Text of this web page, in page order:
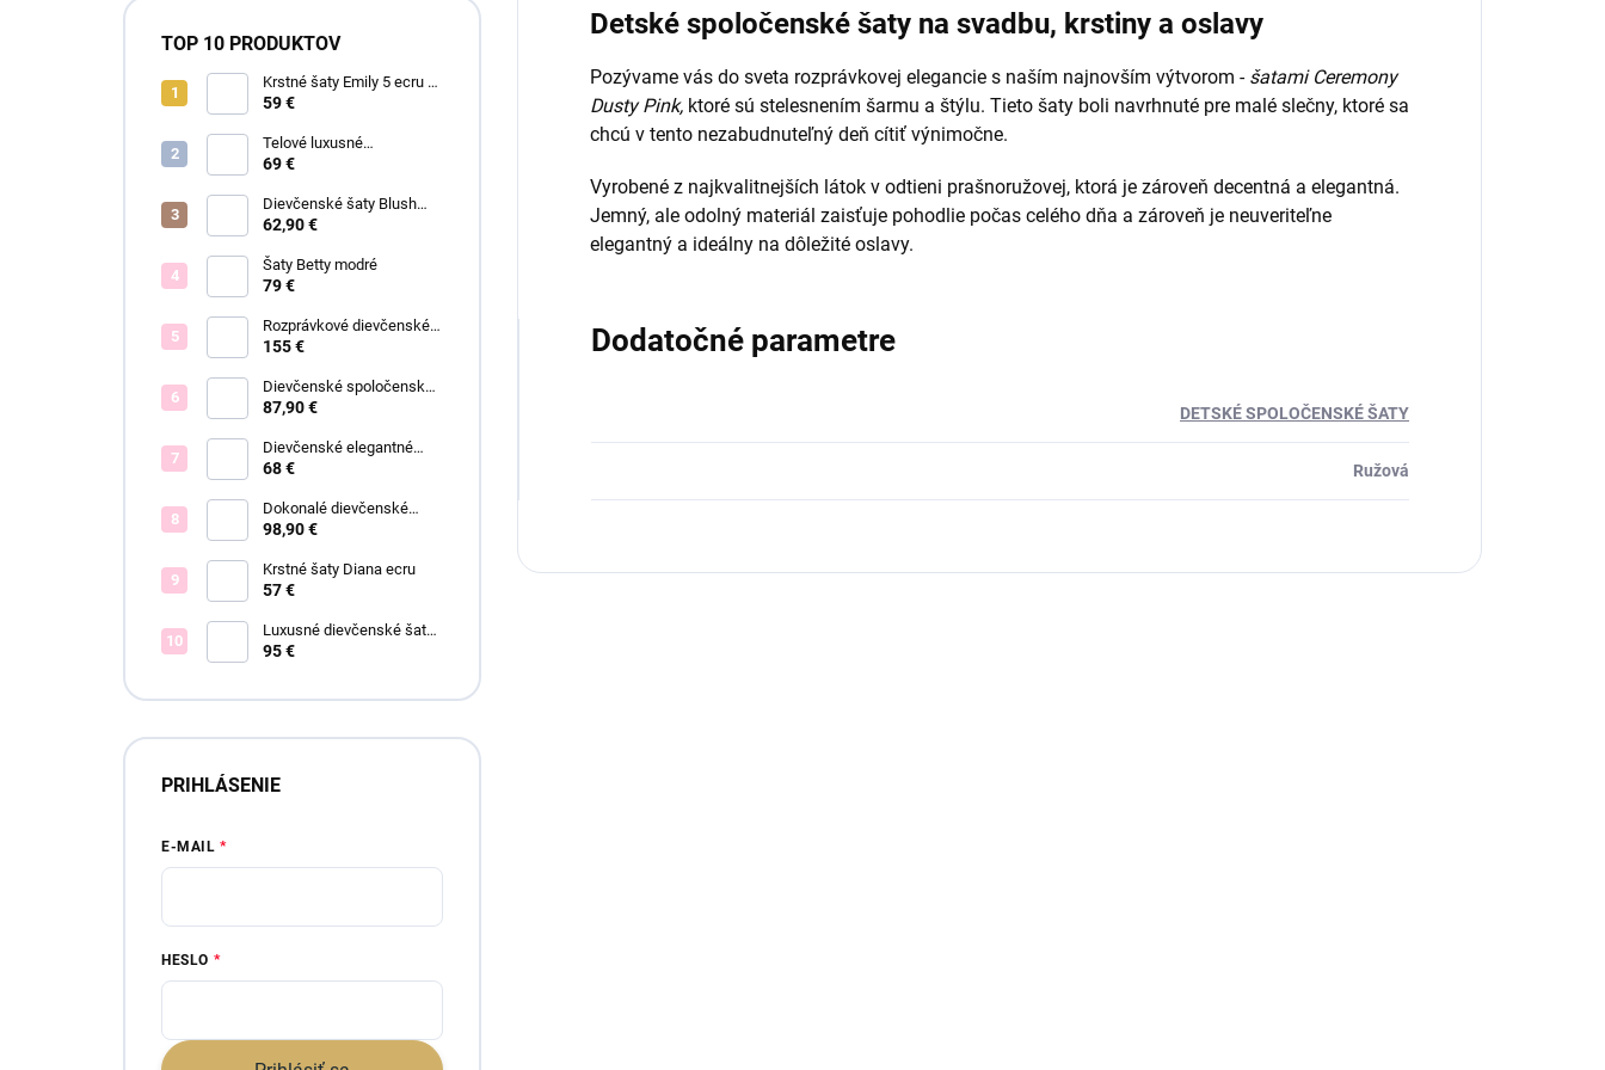
TOP 10 PRODUKTOV
Krstné šaty Emily 5 ecru s
čipkou
59 €
Telové luxusné
dievčenské šaty Eva
69 €
Dievčenské šaty Blush
Grace pink
62,90 €
Šaty Betty modré
79 €
Rozprávkové dievčenské
šaty Fiona
155 €
Dievčenské spoločenské
šaty Eleónora
87,90 €
Dievčenské elegantné
šaty Lisa
68 €
Dokonalé dievčenské
spoločenské šaty Bianca
98,90 €
Krstné šaty Diana ecru
57 €
Luxusné dievčenské šaty
Blush Bloom
95 €
PRIHLÁSENIE
E-MAIL
HESLO
Detské spoločenské šaty na svadbu, krstiny a oslavy
Pozývame vás do sveta rozprávkovej elegancie s naším najnovším výtvorom - šatami Ceremony
Dusty Pink, ktoré sú stelesnením šarmu a štýlu. Tieto šaty boli navrhnuté pre malé slečny, ktoré sa
chcú v tento nezabudnuteľný deň cítiť výnimočne.
Vyrobené z najkvalitnejších látok v odtieni prašnoružovej, ktorá je zároveň decentná a elegantná.
Jemný, ale odolný materiál zaisťuje pohodlie počas celého dňa a zároveň je neuveriteľne
elegantný a ideálny na dôležité oslavy.
Dodatočné parametre
DETSKÉ SPOLOČENSKÉ ŠATY
Ružová